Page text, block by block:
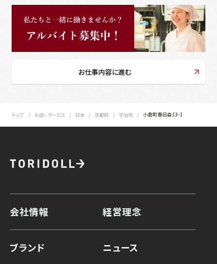
お仕事内容に進む
トップ お店・ サービス 日本 京都府 宇治市 小倉町春日森13-1
会社情報 経営理念
ブランド ニュース